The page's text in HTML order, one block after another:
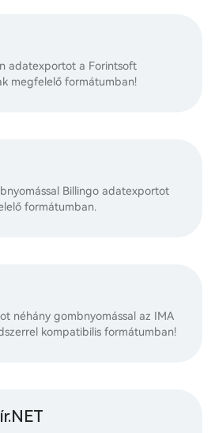
adatexportot a Forintsoft
megfelelő formátumban!
Billingo adatexportot
formátumban.
néhány gombnyomással az IMA
kompatibilis formátumban!